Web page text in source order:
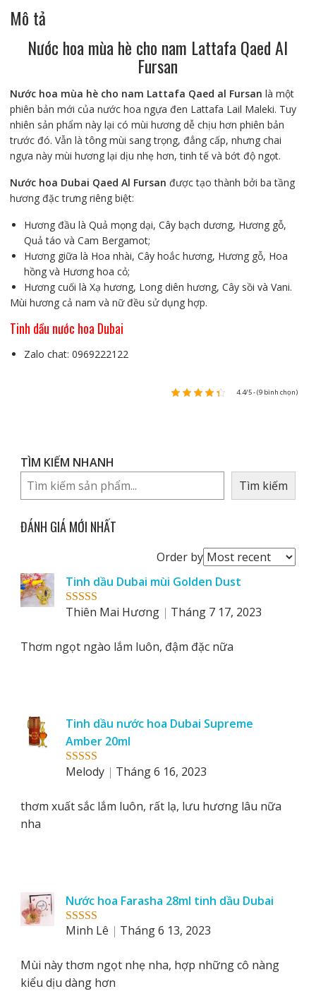
Al
Fursan
Mô tả
Nước hoa mùa hè cho nam Lattafa Qaed Al
Fursan
Nước hoa mùa hè cho nam Lattafa Qaed al Fursan là một
phiên bản mới của nước hoa ngựa đen Lattafa Lail Maleki. Tuy
nhiên sản phẩm này lại có mùi hương dễ chịu hơn phiên bản
trước đó. Vẫn là tông mùi sang trọng, đẳng cấp, nhưng chai
ngựa này mùi hương lại dịu nhẹ hơn, tinh tế và bớt độ ngọt.
Nước hoa Dubai Qaed Al Fursan được tạo thành bởi ba tầng
hương đặc trưng riêng biệt:
Hương đầu là Quả mọng dại, Cây bạch dương, Hương gỗ,
Quả táo và Cam Bergamot;
Hương giữa là Hoa nhài, Cây hoắc hương, Hương gỗ, Hoa
hồng và Hương hoa cỏ;
Hương cuối là Xạ hương, Long diên hương, Cây sồi và Vani.
Mùi hương cả nam và nữ đều sử dụng hợp.
Tinh dầu nước hoa Dubai
Zalo chat: 0969222122
4.4/5 - (9 bình chọn)
TÌM KIẾM NHANH
Tìm kiếm
ĐÁNH GIÁ MỚI NHẤT
Order byOrder
reviews
by
Rated5 out
Tinh dầu Dubai mùi Golden Dust
Thiên Mai Hương
Tháng 7 17, 2023
Thơm ngọt ngào lắm luôn, đậm đặc nữa
Rated5out
Tinh dầu nước hoa Dubai Supreme
Amber 20ml
Melody
Tháng 6 16, 2023
thơm xuất sắc lắm luôn, rất lạ, lưu hương lâu nữa
nha
Rated 5out
Nước hoa Farasha 28ml tinh dầu Dubai
Minh Lê
Tháng 6 13, 2023
Mùi này thơm ngọt nhẹ nha, hợp những cô nàng
kiểu dịu dàng hơn